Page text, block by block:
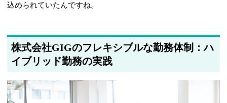
込められていたんですね。
株式会社GIGのフレキシブルな勤務体制：ハ
イブリッド勤務の実践